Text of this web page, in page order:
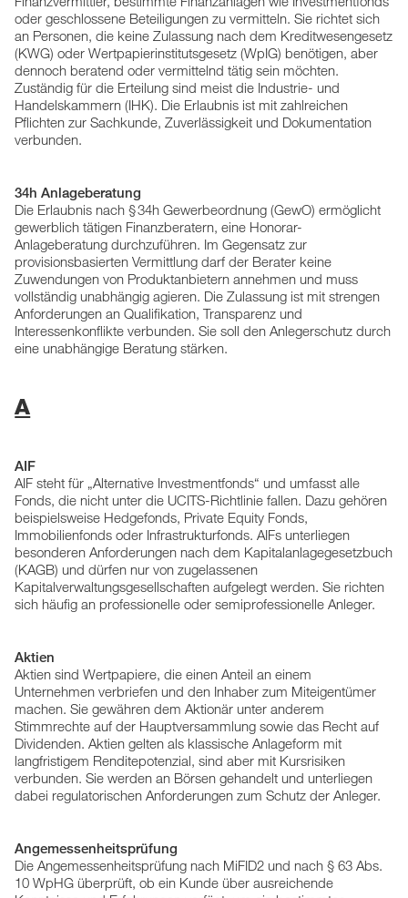
oder geschlossene Beteiligungen zu vermitteln. Sie richtet sich
an Personen, die keine Zulassung nach dem Kreditwesengesetz
(KWG) oder Wertpapierinstitutsgesetz (WpIG) benötigen, aber
dennoch beratend oder vermittelnd tätig sein möchten.
Zuständig für die Erteilung sind meist die Industrie- und
Handelskammern (IHK). Die Erlaubnis ist mit zahlreichen
Pflichten zur Sachkunde, Zuverlässigkeit und Dokumentation
verbunden.
34h Anlageberatung
Die Erlaubnis nach § 34h Gewerbeordnung (GewO) ermöglicht
gewerblich tätigen Finanzberatern, eine Honorar-
Anlageberatung durchzuführen. Im Gegensatz zur
provisionsbasierten Vermittlung darf der Berater keine
Zuwendungen von Produktanbietern annehmen und muss
vollständig unabhängig agieren. Die Zulassung ist mit strengen
Anforderungen an Qualifikation, Transparenz und
Interessenkonflikte verbunden. Sie soll den Anlegerschutz durch
eine unabhängige Beratung stärken.
A
AIF
AIF steht für „Alternative Investmentfonds“ und umfasst alle
Fonds, die nicht unter die UCITS-Richtlinie fallen. Dazu gehören
beispielsweise Hedgefonds, Private Equity Fonds,
Immobilienfonds oder Infrastrukturfonds. AIFs unterliegen
besonderen Anforderungen nach dem Kapitalanlagegesetzbuch
(KAGB) und dürfen nur von zugelassenen
Kapitalverwaltungsgesellschaften aufgelegt werden. Sie richten
sich häufig an professionelle oder semiprofessionelle Anleger.
Aktien
Aktien sind Wertpapiere, die einen Anteil an einem
Unternehmen verbriefen und den Inhaber zum Miteigentümer
machen. Sie gewähren dem Aktionär unter anderem
Stimmrechte auf der Hauptversammlung sowie das Recht auf
Dividenden. Aktien gelten als klassische Anlageform mit
langfristigem Renditepotenzial, sind aber mit Kursrisiken
verbunden. Sie werden an Börsen gehandelt und unterliegen
dabei regulatorischen Anforderungen zum Schutz der Anleger.
Angemessenheitsprüfung
Die Angemessenheitsprüfung nach MiFID2 und nach § 63 Abs.
10 WpHG überprüft, ob ein Kunde über ausreichende